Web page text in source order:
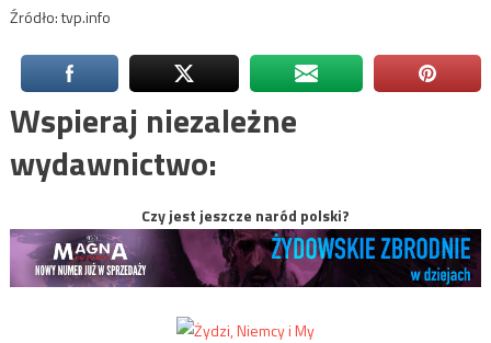
Źródło: tvp.info
Wspieraj niezależne
wydawnictwo:
Czy jest jeszcze naród polski?